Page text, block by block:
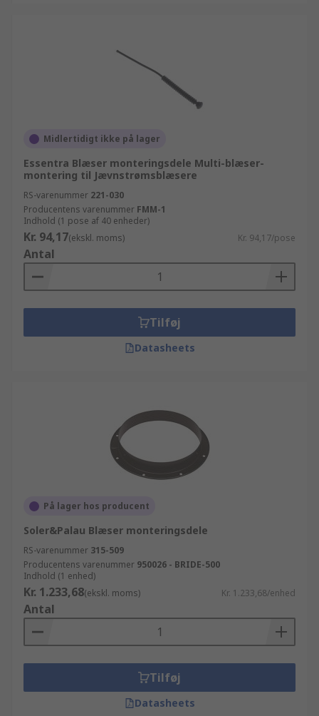
Midlertidigt ikke på lager
Essentra Blæser monteringsdele Multi-blæser-
montering til Jævnstrømsblæsere
RS-varenummer 221-030
Producentens varenummer FMM-1
Indhold (1 pose af 40 enheder)
Kr. 94,17(ekskl. moms) Kr. 94,17/pose
Antal
Tilføj
Datasheets
På lager hos producent
Soler&Palau Blæser monteringsdele
RS-varenummer 315-509
Producentens varenummer 950026 - BRIDE-500
Indhold (1 enhed)
Kr. 1.233,68(ekskl. moms) Kr. 1.233,68/enhed
Antal
Tilføj
Datasheets